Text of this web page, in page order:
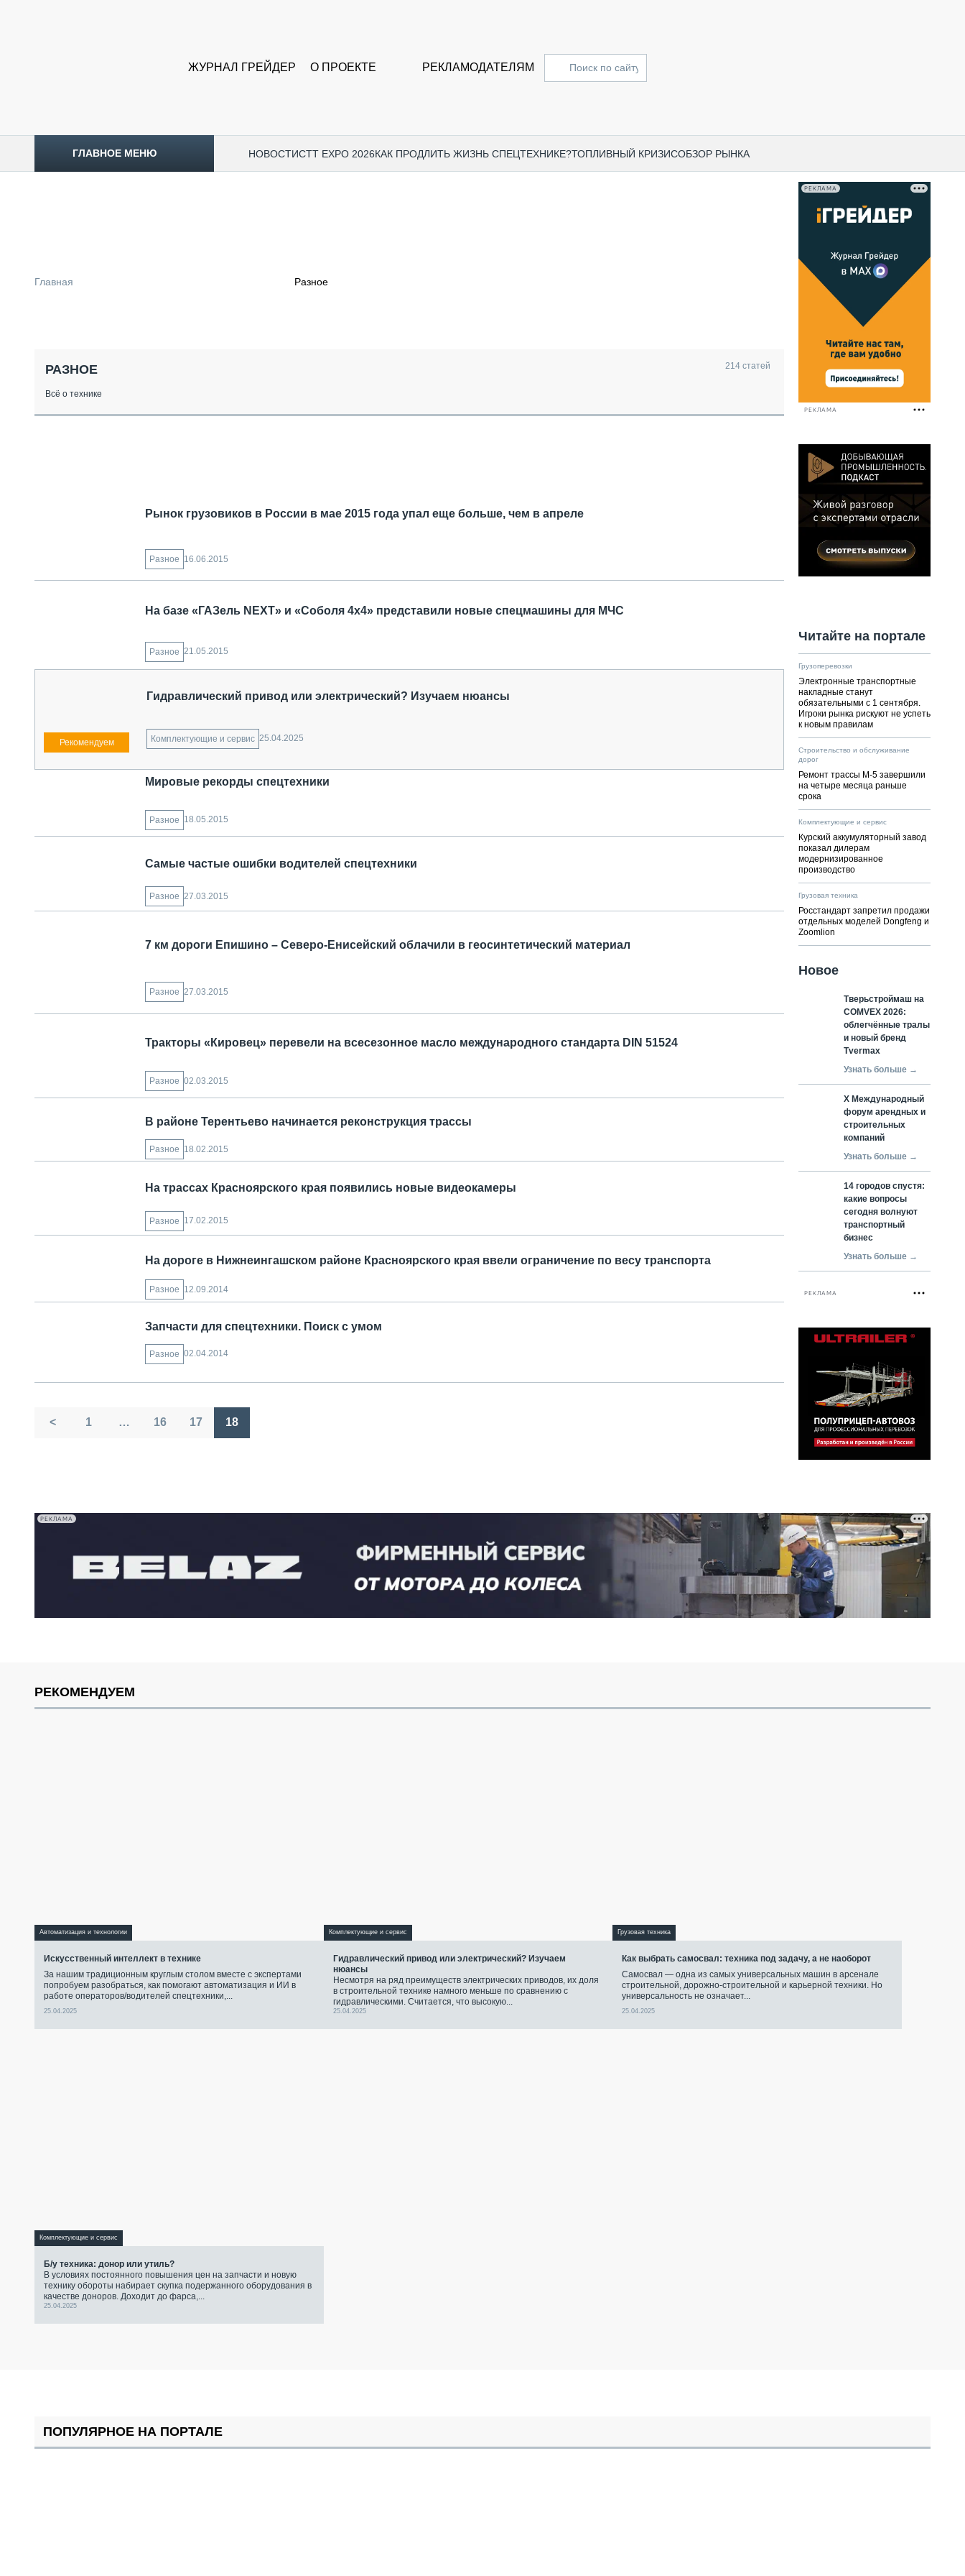
ЖУРНАЛ ГРЕЙДЕР О ПРОЕКТЕ РЕКЛАМОДАТЕЛЯМ
ГЛАВНОЕ МЕНЮ НОВОСТИCTT EXPO 2026КАК ПРОДЛИТЬ ЖИЗНЬ СПЕЦТЕХНИКЕ?ТОПЛИВНЫЙ КРИЗИСОБЗОР РЫНКА
ФИНАНСЫ, ЛИЗИНГ, СТРАХОВАНИЕ
ТЕХНОЛОГИИ
Главная Разное
РАЗНОЕ 214 статей
Всё о технике
Рынок грузовиков в России в мае 2015 года упал еще больше, чем в апреле
Разное 16.06.2015
На базе «ГАЗель NEXT» и «Соболя 4х4» представили новые спецмашины для МЧС
Разное 21.05.2015
Гидравлический привод или электрический? Изучаем нюансы
Комплектующие и сервис 25.04.2025
Мировые рекорды спецтехники
Разное 18.05.2015
Самые частые ошибки водителей спецтехники
Разное 27.03.2015
7 км дороги Епишино – Северо-Енисейский облачили в геосинтетический материал
Разное 27.03.2015
Тракторы «Кировец» перевели на всесезонное масло международного стандарта DIN 51524
Разное 02.03.2015
В районе Терентьево начинается реконструкция трассы
Разное 18.02.2015
На трассах Красноярского края появились новые видеокамеры
Разное 17.02.2015
На дороге в Нижнеингашском районе Красноярского края ввели ограничение по весу транспорта
Разное 12.09.2014
Запчасти для спецтехники. Поиск с умом
Разное 02.04.2014
РЕКЛАМА
РЕКЛАМА
Читайте на портале
Грузоперевозки
Электронные транспортные
накладные станут
обязательными с 1 сентября.
Игроки рынка рискуют не успеть
к новым правилам
Строительство и обслуживание
дорог
Ремонт трассы М-5 завершили
на четыре месяца раньше
срока
Комплектующие и сервис
Курский аккумуляторный завод
показал дилерам
модернизированное
производство
Грузовая техника
Росстандарт запретил продажи
отдельных моделей Dongfeng и
Zoomlion
Новое
Тверьстроймаш на
COMVEX 2026:
облегчённые тралы
и новый бренд
Tvermax
Узнать больше →
X Международный
форум арендных и
строительных
компаний
Узнать больше →
14 городов спустя:
какие вопросы
сегодня волнуют
транспортный
бизнес
Узнать больше →
РЕКЛАМА
РЕКЛАМА
Пагинация
< 1 … 16 17 18
РЕКОМЕНДУЕМ
Автоматизация и технологии
Искусственный интеллект в технике
За нашим традиционным круглым столом вместе с экспертами
попробуем разобраться, как помогают автоматизация и ИИ в
работе операторов/водителей спецтехники,...
25.04.2025
Комплектующие и сервис
Гидравлический привод или электрический? Изучаем
нюансы
Несмотря на ряд преимуществ электрических приводов, их доля
в строительной технике намного меньше по сравнению с
гидравлическими. Считается, что высокую...
25.04.2025
Грузовая техника
Как выбрать самосвал: техника под задачу, а не наоборот
Самосвал — одна из самых универсальных машин в арсенале
строительной, дорожно-строительной и карьерной техники. Но
универсальность не означает...
25.04.2025
Комплектующие и сервис
Б/у техника: донор или утиль?
В условиях постоянного повышения цен на запчасти и новую
технику обороты набирает скупка подержанного оборудования в
качестве доноров. Доходит до фарса,...
25.04.2025
ПОПУЛЯРНОЕ НА ПОРТАЛЕ